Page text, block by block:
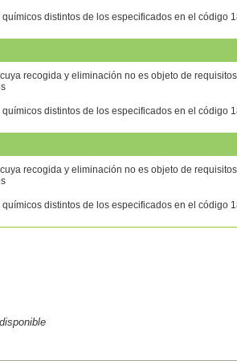
químicos distintos de los especificados en el código
recogida y eliminación no es objeto de
químicos distintos de los especificados en el código
recogida y eliminación no es objeto de
químicos distintos de los especificados en el código